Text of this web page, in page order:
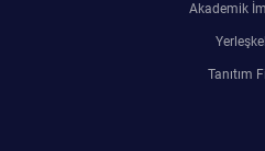
Akademik
Tanıtım